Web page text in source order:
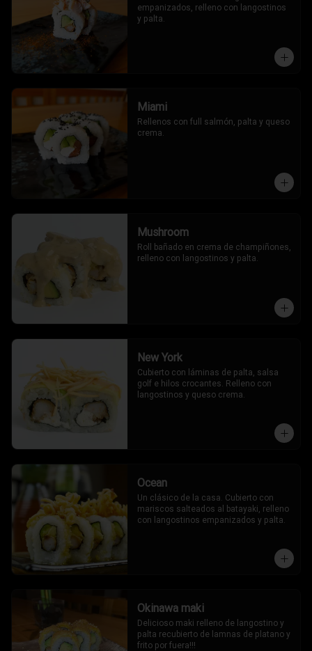
empanizados, relleno con langostinos
y palta.
Miami
Rellenos con full salmón, palta y queso
crema.
Mushroom
Roll bañado en crema de champiñones,
relleno con langostinos y palta.
New York
Cubierto con láminas de palta, salsa
golf e hilos crocantes. Relleno con
langostinos y queso crema.
Ocean
Un clásico de la casa. Cubierto con
mariscos salteados al batayaki, relleno
con langostinos empanizados y palta.
Okinawa maki
Delicioso maki relleno de langostino y
palta recubierto de lamnas de platano y
frito por fuera!!!